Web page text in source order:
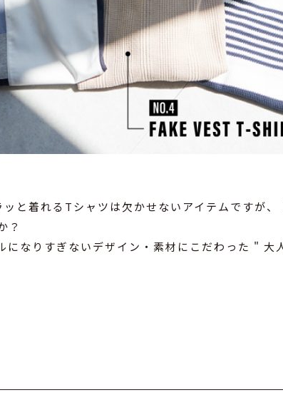
ッと着れるTシャツは欠かせないアイテムですが
？
になりすぎないデザイン・素材にこだわった " 大